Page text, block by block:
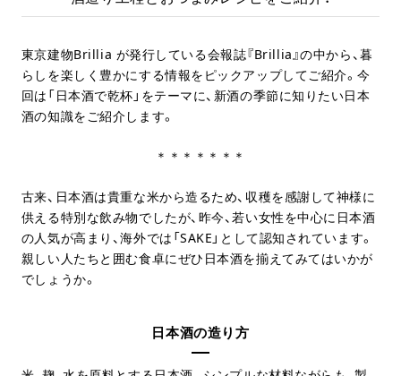
東京建物Brillia が発行している会報誌『Brillia』の中から、暮
らしを楽しく豊かにする情報をピックアップしてご紹介。今
回は「日本酒で乾杯」をテーマに、新酒の季節に知りたい日本
酒の知識をご紹介します。
＊＊＊＊＊＊＊
古来、日本酒は貴重な米から造るため、収穫を感謝して神様に
供える特別な飲み物でしたが、昨今、若い女性を中心に日本酒
の人気が高まり、海外では「SAKE」として認知されています。
親しい人たちと囲む食卓にぜひ日本酒を揃えてみてはいかが
でしょうか。
日本酒の造り方